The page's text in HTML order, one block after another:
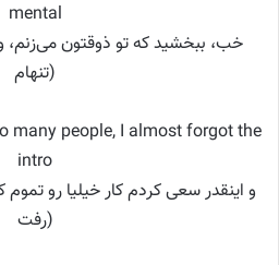
mental
تنهام)
many people, I almost forgot the
intro
رفت)